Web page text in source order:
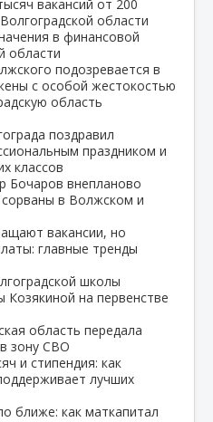
вакансий от 200
области
в финансовой
области
подозревается в
с особой жестокостью
область
поздравил
праздником и
классов
Бочаров внепланово
сорваны в Волжском и
вакансии, но
главные тренды
школы
на первенстве
область передала
зону СВО
и стипендия: как
лучших
ближе: как маткапитал